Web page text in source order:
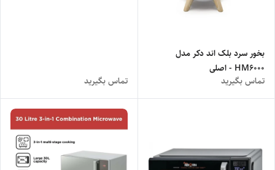
بخور سرد بلک اند دکر مدل
HM6000 - اصلی
تماس بگیرید
تماس بگیرید